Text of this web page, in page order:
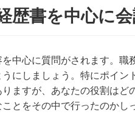
歴書を中心に
中心に質問がされます。
にしましょう。特にポイ
ますが、あなたの役割は
とをその中で行ったのかし